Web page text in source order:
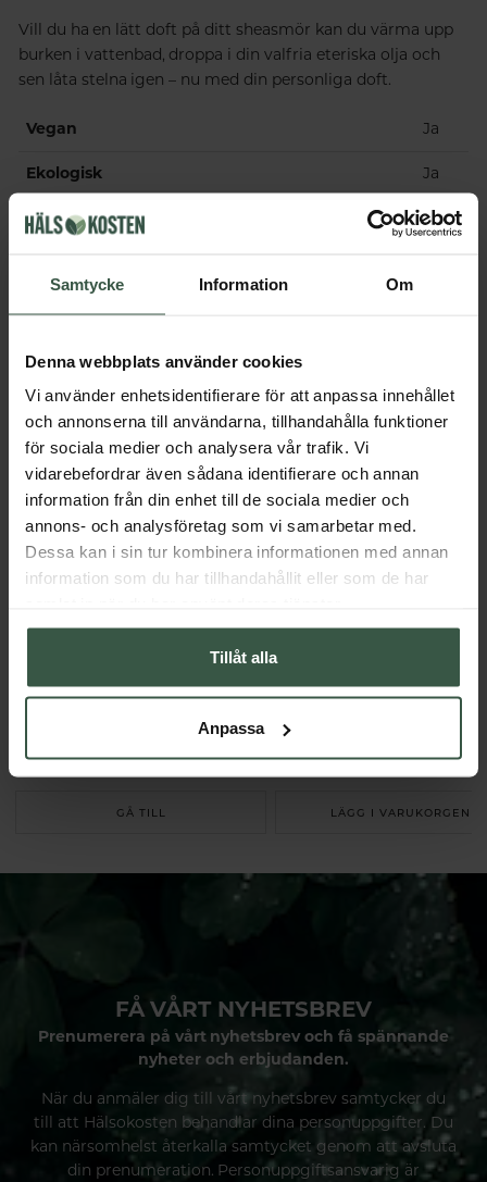
Samtycke Information Om
Denna webbplats använder cookies
Vi använder enhetsidentifierare för att anpassa innehållet
och annonserna till användarna, tillhandahålla funktioner
för sociala medier och analysera vår trafik. Vi
vidarebefordrar även sådana identifierare och annan
information från din enhet till de sociala medier och
annons- och analysföretag som vi samarbetar med.
Dessa kan i sin tur kombinera informationen med annan
information som du har tillhandahållit eller som de har
Tillåt alla
Anpassa
Vill du ha en lätt doft på ditt sheasmör kan du värma upp
burken i vattenbad, droppa i din valfria eteriska olja och
sen låta stelna igen – nu med din personliga doft.
Vegan Ja
Ekologisk Ja
Dosering & användning
Får vi föreslå
Andra köpte också
Dödahavssalt 500g
GÅ TILL LÄGG I VARUKORGEN
FÅ VÅRT NYHETSBREV
Prenumerera på vårt nyhetsbrev och få spännande
nyheter och erbjudanden.
När du anmäler dig till vårt nyhetsbrev samtycker du
till att Hälsokosten behandlar dina personuppgifter. Du
kan närsomhelst återkalla samtycket genom att avsluta
din prenumeration. Personuppgiftsansvarig är